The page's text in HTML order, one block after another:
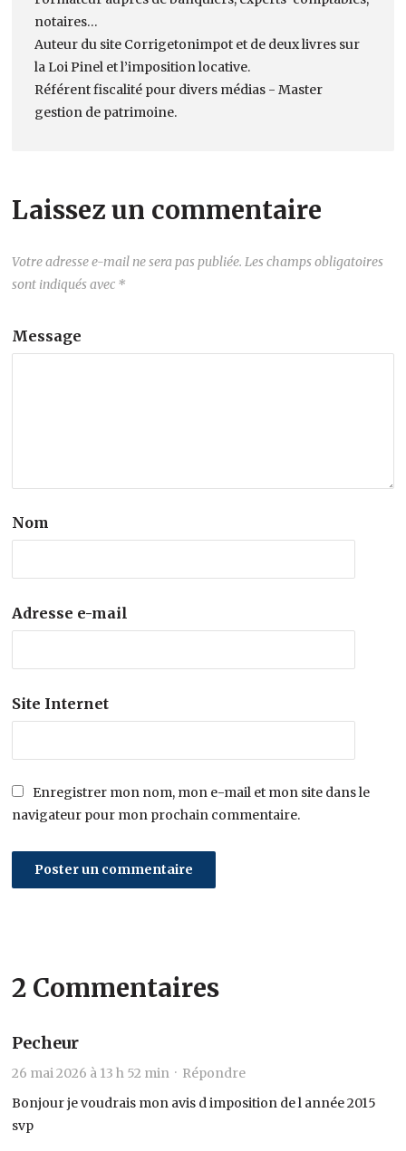
notaires…
Auteur du site Corrigetonimpot et de deux livres sur
la Loi Pinel et l’imposition locative.
Référent fiscalité pour divers médias - Master
gestion de patrimoine.
Laissez un commentaire
Votre adresse e-mail ne sera pas publiée. Les champs obligatoires
sont indiqués avec *
Message
Nom
Adresse e-mail
Site Internet
Enregistrer mon nom, mon e-mail et mon site dans le
navigateur pour mon prochain commentaire.
2 Commentaires
Pecheur
26 mai 2026 à 13 h 52 min · Répondre
Bonjour je voudrais mon avis d imposition de l année 2015
svp